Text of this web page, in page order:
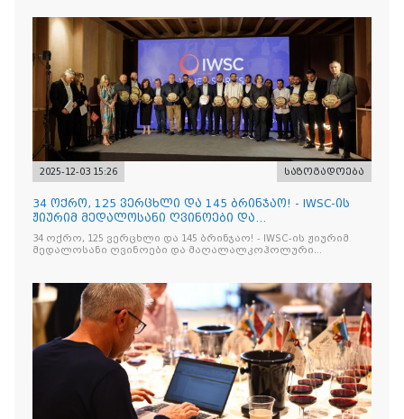
2025-12-03 15:26 საზოგადოება
34 ოქრო, 125 ვერცხლი და 145 ბრინჯაო! - IWSC-ის
ჟიურიმ მედალოსანი ღვინოები და
მაღალალკოჰოლური სასმელე
34 ოქრო, 125 ვერცხლი და 145 ბრინჯაო! - IWSC-ის ჟიურიმ
მედალოსანი ღვინოები და მაღალალკოჰოლური